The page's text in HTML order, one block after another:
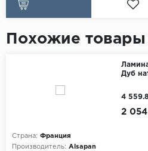
Похожие товары
Дуб
Страна: Франция
Производитель: Alsapan
2
4